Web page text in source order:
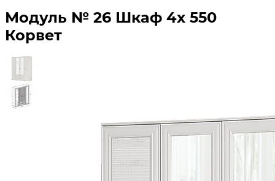
Модуль № 26 Шкаф 4х 550
Корвет